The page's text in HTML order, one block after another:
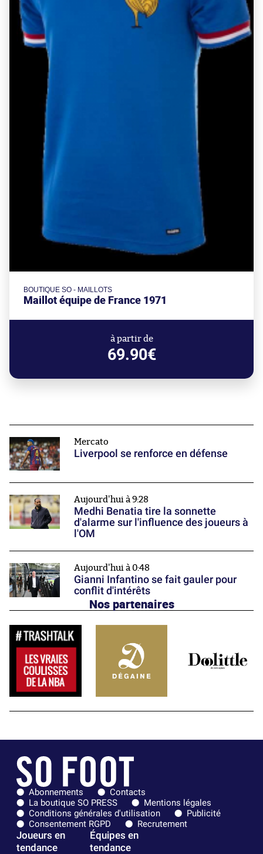
BOUTIQUE SO - MAILLOTS
Maillot équipe de France 1971
à partir de
69.90€
Mercato
Liverpool se renforce en défense
Aujourd'hui à 9:28
Medhi Benatia tire la sonnette
d'alarme sur l'influence des joueurs à
l'OM
Aujourd'hui à 0:48
Gianni Infantino se fait gauler pour
conflit d'intérêts
Nos partenaires
Abonnements
Contacts
La boutique SO PRESS
Mentions légales
Conditions générales d'utilisation
Publicité
Consentement RGPD
Recrutement
Joueurs en
tendance
Équipes en
tendance